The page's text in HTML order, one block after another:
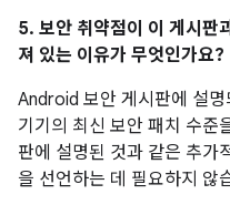
5. 보안 취약점이 이 게시
져 있는 이유가 무엇인가요?
Android 보안 게시판에 설
기기의 최신 보안 패치 수준
판에 설명된 것과 같은 추가
을 선언하는 데 필요하지 않